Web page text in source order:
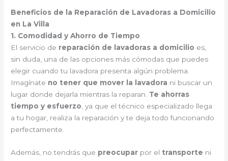
Beneficios de la Reparación de Lavadoras a Domicilio
en La Villa
1. Comodidad y Ahorro de Tiempo
El servicio de reparación de lavadoras a domicilio es,
sin duda, una de las opciones más cómodas que puedes
elegir cuando tu lavadora presenta algún problema.
Imagínate no tener que mover la lavadora ni buscar un
lugar donde dejarla mientras la reparan. Te ahorras
tiempo y esfuerzo , ya que el técnico especializado llega
a tu hogar, realiza la reparación y te deja todo funcionando
perfectamente.
Además, no tendrás que preocupar por el transporte ni